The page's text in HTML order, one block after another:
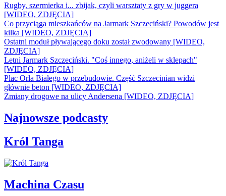
Rugby, szermierka i... zbijak, czyli warsztaty z gry w juggera
[WIDEO, ZDJĘCIA]
Co przyciąga mieszkańców na Jarmark Szczeciński? Powodów jest
kilka [WIDEO, ZDJĘCIA]
Ostatni moduł pływającego doku został zwodowany [WIDEO,
ZDJĘCIA]
Letni Jarmark Szczeciński. "Coś innego, aniżeli w sklepach"
[WIDEO, ZDJĘCIA]
Plac Orła Białego w przebudowie. Część Szczecinian widzi
głównie beton [WIDEO, ZDJĘCIA]
Zmiany drogowe na ulicy Andersena [WIDEO, ZDJĘCIA]
Najnowsze podcasty
Król Tanga
Machina Czasu